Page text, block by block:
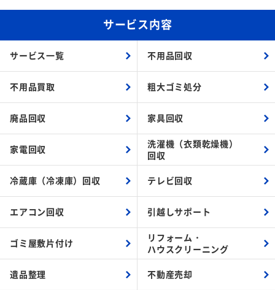
サービス内容
サービス一覧 不用品回収
不用品買取 粗大ゴミ処分
廃品回収 家具回収
家電回収
洗濯機（衣類乾燥機）
回収
冷蔵庫（冷凍庫）回収 テレビ回収
エアコン回収 引越しサポート
ゴミ屋敷片付け
リフォーム・
ハウスクリーニング
遺品整理 不動産売却